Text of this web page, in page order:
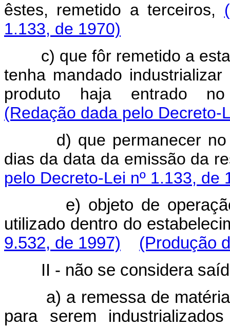
êstes, remetido a terceiros,
1.133, de 1970)
c) que fôr remetido a
tenha mandado
produto haja entrado no
(Redação dada pelo Decreto-
d) que permanecer no
dias da data da emissão da
pelo Decreto-Lei nº 1.133, de
e) objeto de operação
utilizado dentro do
9.532, de 1997)
(Produção
II - não se considera
a) a remessa de
para serem